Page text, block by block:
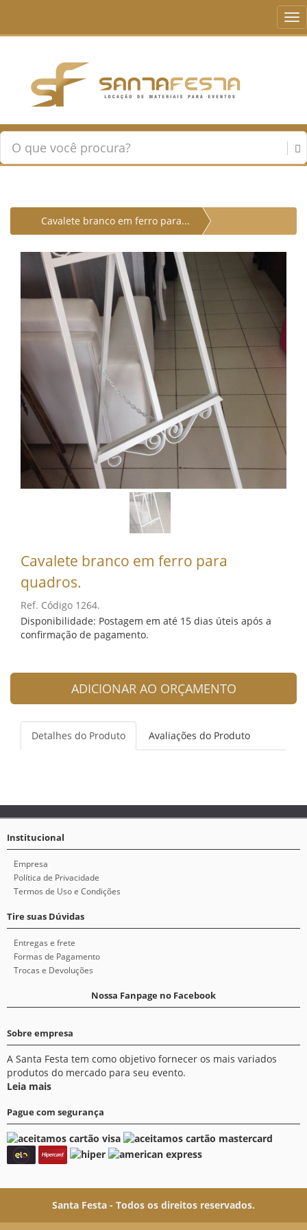
Cavalete branco em ferro para...
Cavalete branco em ferro para
quadros.
Ref. Código 1264.
Disponibilidade: Postagem em até 15 dias úteis após a
confirmação de pagamento.
ADICIONAR AO ORÇAMENTO
Detalhes do Produto Avaliações do Produto
Institucional
Empresa
Política de Privacidade
Termos de Uso e Condições
Tire suas Dúvidas
Entregas e frete
Formas de Pagamento
Trocas e Devoluções
Nossa Fanpage no Facebook
Sobre empresa
A Santa Festa tem como objetivo fornecer os mais variados
produtos do mercado para seu evento.
Leia mais
Pague com segurança
Santa Festa - Todos os direitos reservados.